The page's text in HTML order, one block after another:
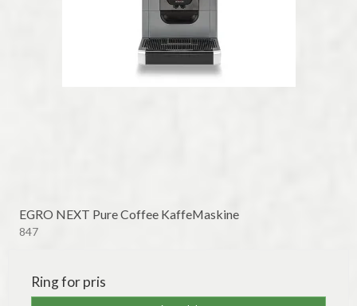
EGRO NEXT Pure Coffee KaffeMaskine
847
Ring for pris